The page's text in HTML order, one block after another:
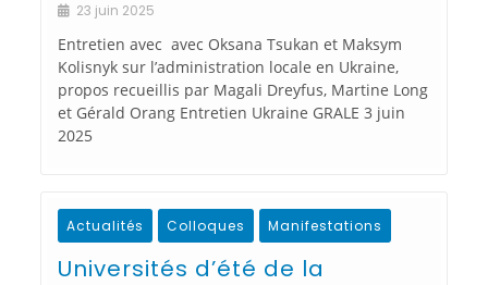
23 juin 2025
Entretien avec avec Oksana Tsukan et Maksym
Kolisnyk sur l’administration locale en Ukraine,
propos recueillis par Magali Dreyfus, Martine Long
et Gérald Orang Entretien Ukraine GRALE 3 juin
2025
Actualités Colloques Manifestations
Universités d’été de la